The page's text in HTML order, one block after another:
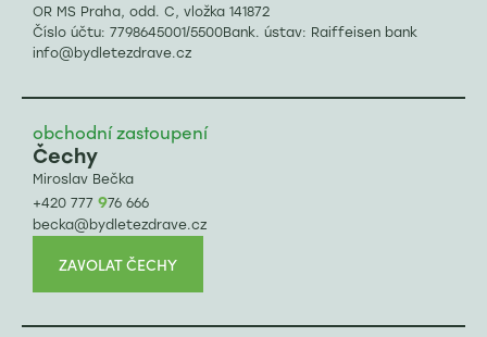
OR MS Praha, odd. C, vložka 141872
Číslo účtu: 7798645001/5500Bank. ústav: Raiffeisen bank
info@bydletezdrave.cz
obchodní zastoupení
Čechy
Miroslav Bečka
+420 777976 666
becka@bydletezdrave.cz
ZAVOLAT ČECHY